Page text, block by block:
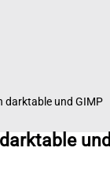
darktable und GIMP
und